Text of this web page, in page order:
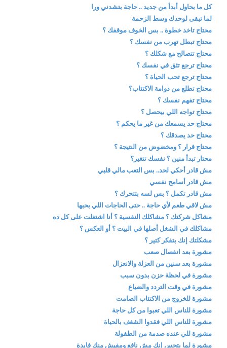
كل ما بحاول أبدأ من جديد .. حاجة بتشدني ورا
لما تبقى لوحدك وسط الزحمة
محتاج تاخد خطوة .. بس الخوف موقفك ؟
محتاج تبطل تهرب من نفسك ؟
محتاج تتصالح مع شكلك ؟
محتاج ترجع تثق في نفسك ؟
محتاج ترجع تحب الحياة ؟
محتاج تطلع من دوامة الاكتئاب؟
محتاج تفهم نفسك ؟
محتاج تواجه اللي بيحصل ؟
محتاج حد يسمعك من غير ما يحكم ؟
محتاج حد يصدقك ؟
محتاج قرار ؟ ومخضوض من النتيجة ؟
محتار تبدأ منين ؟ نفسك تتغير؟
مش قادر أحكي لحد.. بس التعب مالي قلبي
مش قادر أسامح نفسي
مش قادر تكمل ؟ بس لسه بتتحرك ؟
مش لاقي طعم لأي حاجة .. حتى الحاجات اللي بحبها
مشاكل شركتك ؟ مشاكلك النفسية ؟ أنا اشتغلت على كل ده
مشاكلك في الشغل أصلها في البيت ؟ أو العكس ؟
مشكلتك إنك بتفكر كتير ؟
مشورة بعد انفصال صعب
مشورة بعد سنين من العزلة والانعزال
مشورة في لحظة حزن بدون سبب
مشورة في وقت التردد والضياع
مشورة للخروج من الاكتئاب الصامت
مشورة للناس اللي تعبوا من كل حاجة
مشورة للناس اللي فقدوا الشغف بالحياة
مشورة للي عنده صدمة من الطفولة
مشورة لما بتحس إنك مش نافع ومفيش منك فايدة